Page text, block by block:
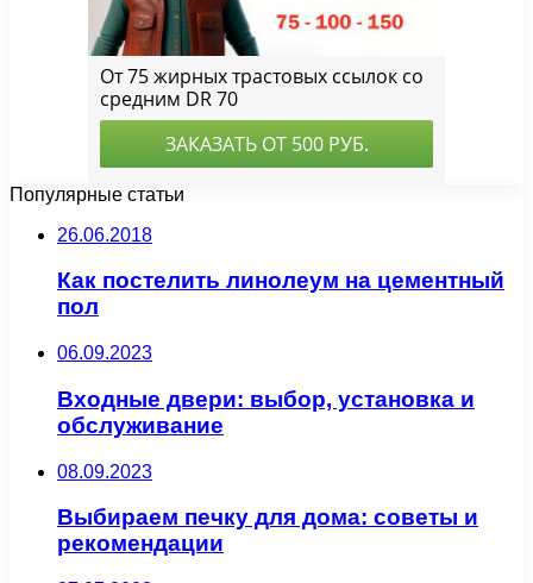
Популярные статьи
26.06.2018
Как постелить линолеум на цементный
пол
06.09.2023
Входные двери: выбор, установка и
обслуживание
08.09.2023
Выбираем печку для дома: советы и
рекомендации